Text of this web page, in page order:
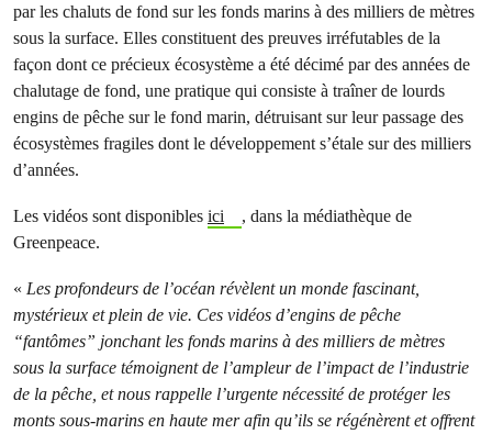
par les chaluts de fond sur les fonds marins à des milliers de mètres
sous la surface. Elles constituent des preuves irréfutables de la
façon dont ce précieux écosystème a été décimé par des années de
chalutage de fond, une pratique qui consiste à traîner de lourds
engins de pêche sur le fond marin, détruisant sur leur passage des
écosystèmes fragiles dont le développement s’étale sur des milliers
d’années.
Les vidéos sont disponibles ici
, dans la médiathèque de
Greenpeace.
« Les profondeurs de l’océan révèlent un monde fascinant,
mystérieux et plein de vie. Ces vidéos d’engins de pêche
“fantômes” jonchant les fonds marins à des milliers de mètres
sous la surface témoignent de l’ampleur de l’impact de l’industrie
de la pêche, et nous rappelle l’urgente nécessité de protéger les
monts sous-marins en haute mer afin qu’ils se régénèrent et offrent